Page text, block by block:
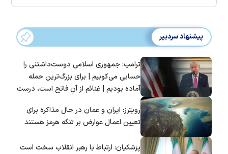
پیشنهاد سردبیر
ترامپ: جمهوری اسلامی دوست‌داشتنی را
حسابی می‌کوبیم | برای بزرگ‌ترین حمله
آماده بودیم | غنائم از آنِ فاتح است، درست
رویترز: ایران و عمان در حال مذاکره برای
تعیین اعمال عوارض بر تنگه هرمز هستند
پزشکیان: ارتباط با رهبر انقلاب سخت است